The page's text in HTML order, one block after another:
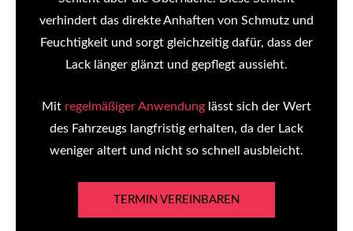
verhindert das direkte Anhaften von Schmutz und
Feuchtigkeit und sorgt gleichzeitig dafür, dass der
Lack länger glänzt und gepflegt aussieht.
Mit regelmäßiger Anwendung lässt sich der Wert
des Fahrzeugs langfristig erhalten, da der Lack
weniger altert und nicht so schnell ausbleicht.
TERMIN VEREINBAREN